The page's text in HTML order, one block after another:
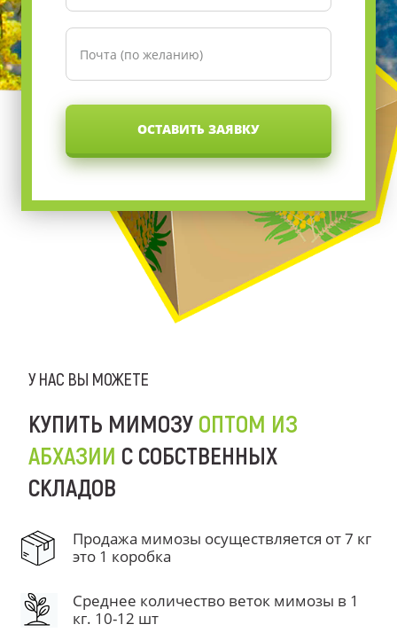
ОСТАВИТЬ ЗАЯВКУ
У НАС ВЫ МОЖЕТЕ
КУПИТЬ МИМОЗУ ОПТОМ ИЗ
АБХАЗИИ С СОБСТВЕННЫХ
СКЛАДОВ
Продажа мимозы осуществляется от 7 кг
это 1 коробка
Среднее количество веток мимозы в 1
кг. 10-12 шт